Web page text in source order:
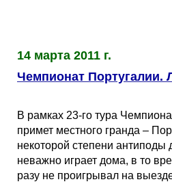
14 марта 2011 г.
Чемпионат Португалии.
В рамках 23-го тура
примет местного гранда –
некоторой степени антиподы
неважно играет дома, в то
разу не проигрывал на